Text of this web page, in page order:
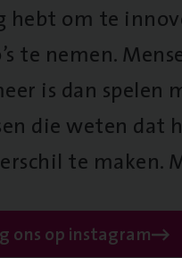
hebt om te
te nemen.
is dan spelen
die weten dat
te maken.
ons op instagram